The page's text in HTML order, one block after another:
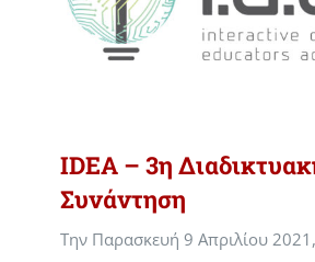
IDEA – 3η
Συνάντηση
Tην Παρασκευή 9 Απριλίου